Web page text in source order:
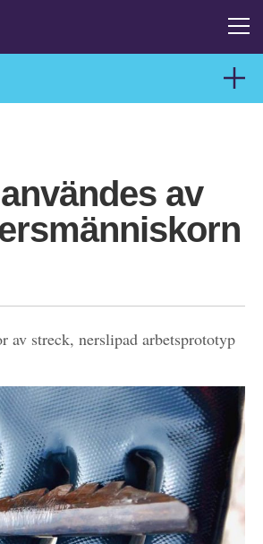
av
av streck, nerslipad arbetsprototyp